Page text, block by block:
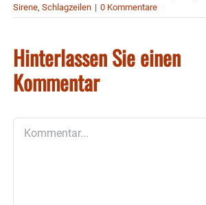
Sirene, Schlagzeilen | 0 Kommentare
Hinterlassen Sie einen
Kommentar